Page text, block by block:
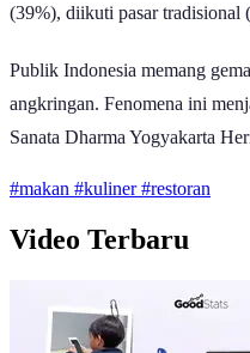
(39%), diikuti pasar tradisional
Publik Indonesia memang
angkringan. Fenomena ini
Sanata Dharma Yogyakarta
#makan #kuliner#restoran
Video Terbaru